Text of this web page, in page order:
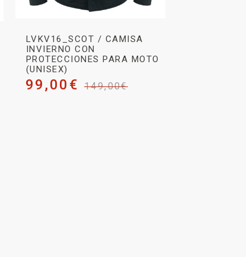
LVKV16_SCOT / CAMISA
INVIERNO CON
PROTECCIONES PARA MOTO
(UNISEX)
149,00€
99,00 €